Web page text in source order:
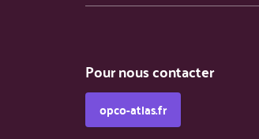
Pour nous contacter
opco-atlas.fr